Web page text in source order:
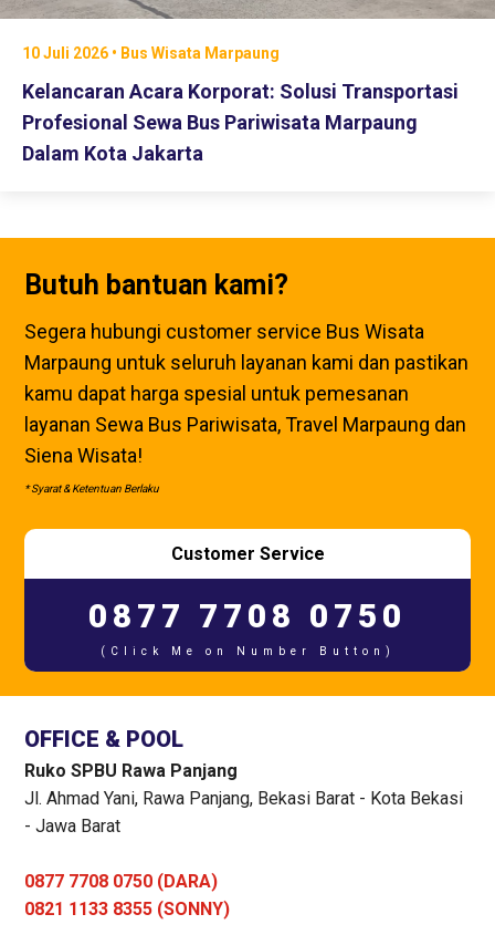
10 Juli 2026 • Bus Wisata Marpaung
Kelancaran Acara Korporat: Solusi Transportasi
Profesional Sewa Bus Pariwisata Marpaung
Dalam Kota Jakarta
Butuh bantuan kami?
Segera hubungi customer service Bus Wisata
Marpaung untuk seluruh layanan kami dan pastikan
kamu dapat harga spesial untuk pemesanan
layanan Sewa Bus Pariwisata, Travel Marpaung dan
Siena Wisata!
* Syarat & Ketentuan Berlaku
Customer Service
0877 7708 0750
(Click Me on Number Button)
OFFICE & POOL
Ruko SPBU Rawa Panjang
Jl. Ahmad Yani, Rawa Panjang, Bekasi Barat - Kota Bekasi
- Jawa Barat
0877 7708 0750 (DARA)
0821 1133 8355 (SONNY)